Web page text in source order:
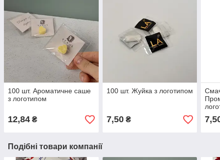
100 шт. Ароматичне саше
з логотипом
12,84 ₴
100 шт. Жуйка з логотипом
7,50₴
Подібні товари компанії